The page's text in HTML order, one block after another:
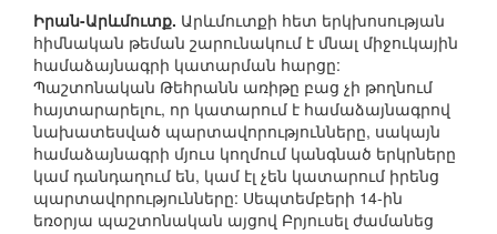
Իրան-Արևմուտք. Արևմուտքի հետ երկխոսության
հիմնական թեման շարունակում է մնալ միջուկային
համաձայնագրի կատարման հարցը:
Պաշտոնական Թեհրանն առիթը բաց չի թողնում
հայտարարելու, որ կատարում է համաձայնագրով
նախատեսված պարտավորությունները, սակայն
համաձայնագրի մյուս կողմում կանգնած երկրները
կամ դանդաղում են, կամ էլ չեն կատարում իրենց
պարտավորությունները: Սեպտեմբերի 14-ին
եռօրյա պաշտոնական այցով Բրյուսել ժամանեց